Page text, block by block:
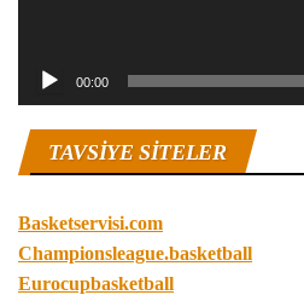
00:00
TAVSIYE SITELER
Basketservisi.com
Championsleague.basketball
Eurocupbasketball